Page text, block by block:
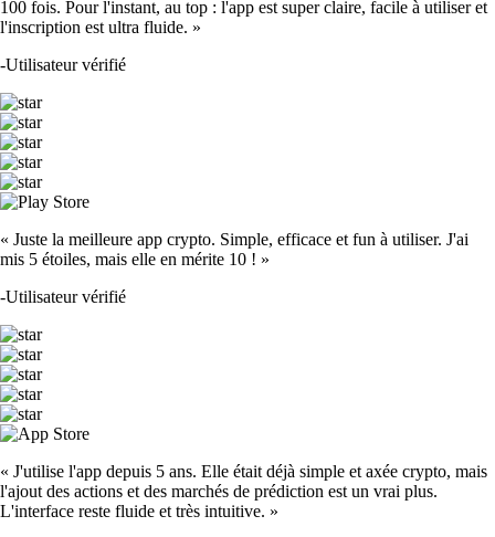
100 fois. Pour l'instant, au top : l'app est super claire, facile à utiliser et
l'inscription est ultra fluide. »
-Utilisateur vérifié
« Juste la meilleure app crypto. Simple, efficace et fun à utiliser. J'ai
mis 5 étoiles, mais elle en mérite 10 ! »
-Utilisateur vérifié
« J'utilise l'app depuis 5 ans. Elle était déjà simple et axée crypto, mais
l'ajout des actions et des marchés de prédiction est un vrai plus.
L'interface reste fluide et très intuitive. »